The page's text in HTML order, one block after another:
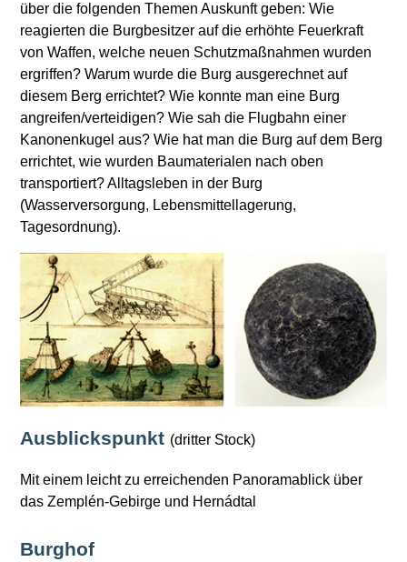
über die folgenden Themen Auskunft geben: Wie
reagierten die Burgbesitzer auf die erhöhte Feuerkraft
von Waffen, welche neuen Schutzmaßnahmen wurden
ergriffen? Warum wurde die Burg ausgerechnet auf
diesem Berg errichtet? Wie konnte man eine Burg
angreifen/verteidigen? Wie sah die Flugbahn einer
Kanonenkugel aus? Wie hat man die Burg auf dem Berg
errichtet, wie wurden Baumaterialen nach oben
transportiert? Alltagsleben in der Burg
(Wasserversorgung, Lebensmittellagerung,
Tagesordnung).
Ausblickspunkt (dritter Stock)
Mit einem leicht zu erreichenden Panoramablick über
das Zemplén-Gebirge und Hernádtal
Burghof